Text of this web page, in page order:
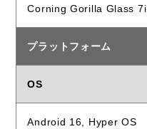
Corning Gorilla Glass 7i
プラットフォーム
OS
Android 16, Hyper OS